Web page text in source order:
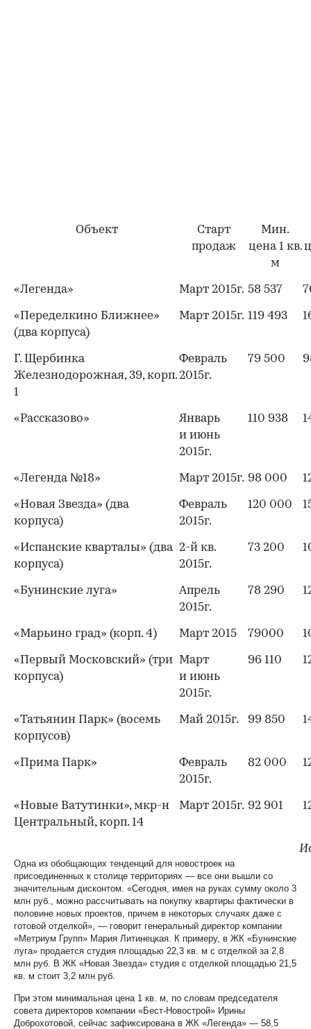
Объект
Старт
продаж
Мин.
цена 1 кв.
м
«Легенда» Март 2015г. 58 537
«Переделкино Ближнее»
(два корпуса)
Март 2015г. 119 493
Г. Щербинка
Железнодорожная, 39, корп.
1
Февраль
2015г.
79 500
«Рассказово»
Январь
и июнь
2015г.
110 938
«Легенда №18» Март 2015г. 98 000
«Новая Звезда» (два
корпуса)
Февраль
2015г.
120 000
«Испанские кварталы» (два
корпуса)
2-й кв.
2015г.
73 200
«Бунинские луга»
Апрель
2015г.
78 290
«Марьино град» (корп. 4) Март 2015 79000
«Первый Московский» (три
корпуса)
Март
и июнь
2015г.
96 110
«Татьянин Парк» (восемь
корпусов)
Май 2015г. 99 850
«Прима Парк»
Февраль
2015г.
82 000
«Новые Ватутинки», мкр-н
Центральный, корп. 14
Март 2015г. 92 901
Одна из обобщающих тенденций для новостроек на
присоединенных к столице территориях — все они вышли со
значительным дисконтом. «Сегодня, имея на руках сумму около 3
млн руб., можно рассчитывать на покупку квартиры фактически в
половине новых проектов, причем в некоторых случаях даже с
готовой отделкой», — говорит генеральный директор компании
«Метриум Групп» Мария Литинецкая. К примеру, в ЖК «Бунинские
луга» продается студия площадью 22,3 кв. м с отделкой за 2,8
млн руб. В ЖК «Новая Звезда» студия с отделкой площадью 21,5
кв. м стоит 3,2 млн руб.
При этом минимальная цена 1 кв. м, по словам председателя
совета директоров компании «Бест-Новострой» Ирины
Доброхотовой, сейчас зафиксирована в ЖК «Легенда» — 58,5